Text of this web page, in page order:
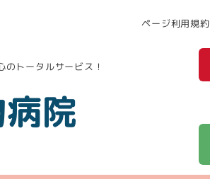
ページ利用規約
トータルサービス！
院